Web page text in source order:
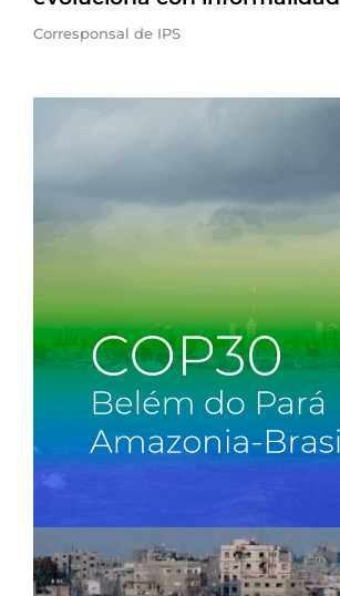
Corresponsal de IPS